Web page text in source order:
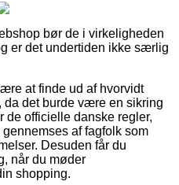
bør de i virkeligheden
er det undertiden ikke særlig
at finde ud af hvorvidt
det burde være en sikring
de officielle danske regler,
af fagfolk som
Desuden får du
når du møder
shopping.